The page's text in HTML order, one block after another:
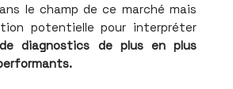
le champ de ce marché mais
potentielle pour interpréter
diagnostics de plus en plus